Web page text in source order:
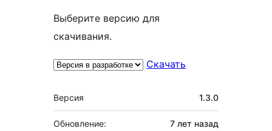
Выберите версию для
скачивания.
Скачать
Мета
Версия 1.3.0
Обновление: 7 лет назад